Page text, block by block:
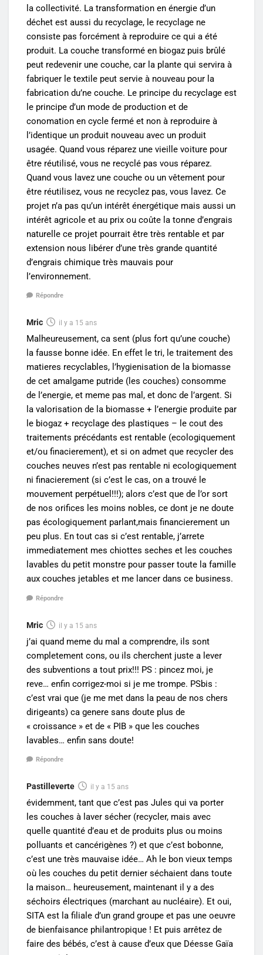
la collectivité. La transformation en énergie d’un
déchet est aussi du recyclage, le recyclage ne
consiste pas forcément à reproduire ce qui a été
produit. La couche transformé en biogaz puis brûlé
peut redevenir une couche, car la plante qui servira à
fabriquer le textile peut servie à nouveau pour la
fabrication du’ne couche. Le principe du recyclage est
le principe d’un mode de production et de
conomation en cycle fermé et non à reproduire à
l’identique un produit nouveau avec un produit
usagée. Quand vous réparez une vieille voiture pour
être réutilisé, vous ne recyclé pas vous réparez.
Quand vous lavez une couche ou un vêtement pour
être réutilisez, vous ne recyclez pas, vous lavez. Ce
projet n’a pas qu’un intérêt énergétique mais aussi un
intérêt agricole et au prix ou coûte la tonne d’engrais
naturelle ce projet pourrait être très rentable et par
extension nous libérer d’une très grande quantité
d’engrais chimique très mauvais pour
l’environnement.
Répondre
Mric il y a 15 ans
Malheureusement, ca sent (plus fort qu’une couche)
la fausse bonne idée. En effet le tri, le traitement des
matieres recyclables, l’hygienisation de la biomasse
de cet amalgame putride (les couches) consomme
de l’energie, et meme pas mal, et donc de l’argent. Si
la valorisation de la biomasse + l’energie produite par
le biogaz + recyclage des plastiques – le cout des
traitements précédants est rentable (ecologiquement
et/ou finacierement), et si on admet que recycler des
couches neuves n’est pas rentable ni ecologiquement
ni finacierement (si c’est le cas, on a trouvé le
mouvement perpétuel!!!); alors c’est que de l’or sort
de nos orifices les moins nobles, ce dont je ne doute
pas écologiquement parlant,mais financierement un
peu plus. En tout cas si c’est rentable, j’arrete
immediatement mes chiottes seches et les couches
lavables du petit monstre pour passer toute la famille
aux couches jetables et me lancer dans ce business.
Répondre
Mric il y a 15 ans
j’ai quand meme du mal a comprendre, ils sont
completement cons, ou ils cherchent juste a lever
des subventions a tout prix!!! PS : pincez moi, je
reve… enfin corrigez-moi si je me trompe. PSbis :
c’est vrai que (je me met dans la peau de nos chers
dirigeants) ca genere sans doute plus de
« croissance » et de « PIB » que les couches
lavables… enfin sans doute!
Répondre
Pastilleverte il y a 15 ans
évidemment, tant que c’est pas Jules qui va porter
les couches à laver sécher (recycler, mais avec
quelle quantité d’eau et de produits plus ou moins
polluants et cancérigènes ?) et que c’est bobonne,
c’est une très mauvaise idée… Ah le bon vieux temps
où les couches du petit dernier séchaient dans toute
la maison… heureusement, maintenant il y a des
séchoirs électriques (marchant au nucléaire). Et oui,
SITA est la filiale d’un grand groupe et pas une oeuvre
de bienfaisance philantropique ! Et puis arrêtez de
faire des bébés, c’est à cause d’eux que Déesse Gaïa